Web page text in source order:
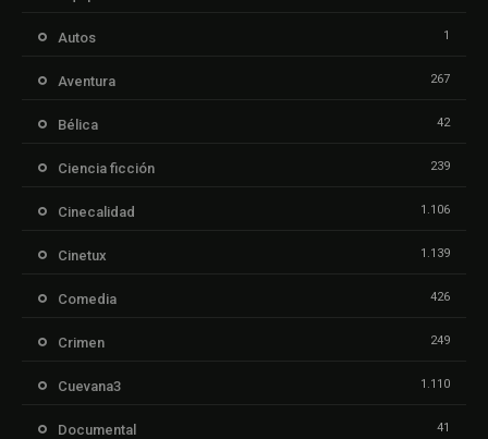
Autos 1
Aventura 267
Bélica 42
Ciencia ficción 239
Cinecalidad 1.106
Cinetux 1.139
Comedia 426
Crimen 249
Cuevana3 1.110
Documental 41